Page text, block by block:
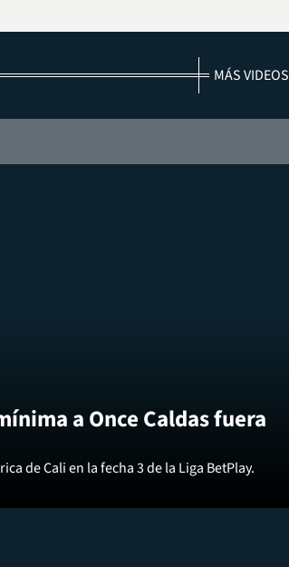
MÁS VIDEOS
a Once Caldas fuera
de Cali en la fecha 3 de la Liga BetPlay.